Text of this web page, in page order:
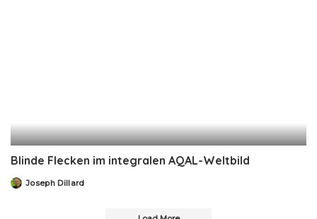
Blinde Flecken im integralen AQAL-Weltbild
PostedJoseph Dillard